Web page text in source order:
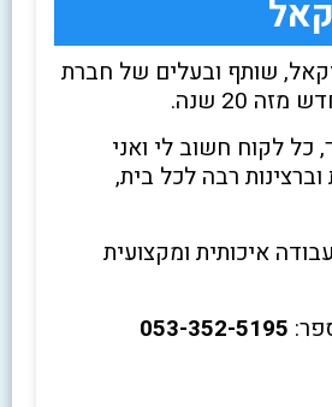
שותף ובעלים של חברת
20 שנה.
כל לקוח חשוב לי ואני
רבה לכל בית,
איכותית ומקצועית
053-352-5195